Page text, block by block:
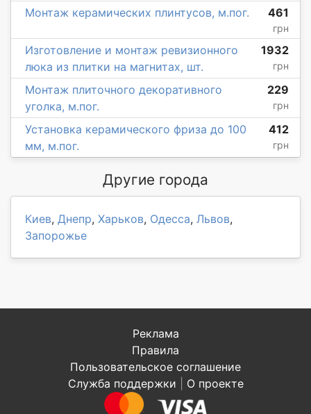
Монтаж керамических плинтусов, м.пог. 461
грн
Изготовление и монтаж ревизионного
люка из плитки на магнитах, шт.
1932
грн
Монтаж плиточного декоративного
уголка, м.пог.
229
грн
Установка керамического фриза до 100
мм, м.пог.
412
грн
Другие города
Киев, Днепр, Харьков, Одесса, Львов,
Запорожье
Реклама
Правила
Пользовательское соглашение
Служба поддержки
О проекте